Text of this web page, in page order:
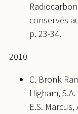
conservés
p. 23-34.
2010
C. Bronk
Higham,
E.S.